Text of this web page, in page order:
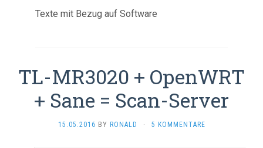
Texte mit Bezug auf Software
TL-MR3020 + OpenWRT
+ Sane = Scan-Server
15.05.2016 BY RONALD · 5 KOMMENTARE